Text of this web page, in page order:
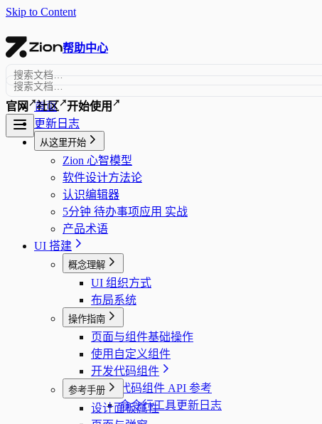
Skip to Content
帮助中心
官网 ↗社区↗开始使用 ↗
首页
更新日志
从这里开始
Zion 心智模型
软件设计方法论
认识编辑器
5分钟 待办事项应用 实战
产品术语
UI 搭建
概念理解
UI 组织方式
布局系统
操作指南
页面与组件基础操作
使用自定义组件
开发代码组件
代码组件 API 参考
命令行工具更新日志
参考手册
设计面板属性